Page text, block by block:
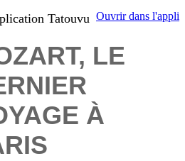
Ouvrir dans l'appli
Tatouvu
LE
À